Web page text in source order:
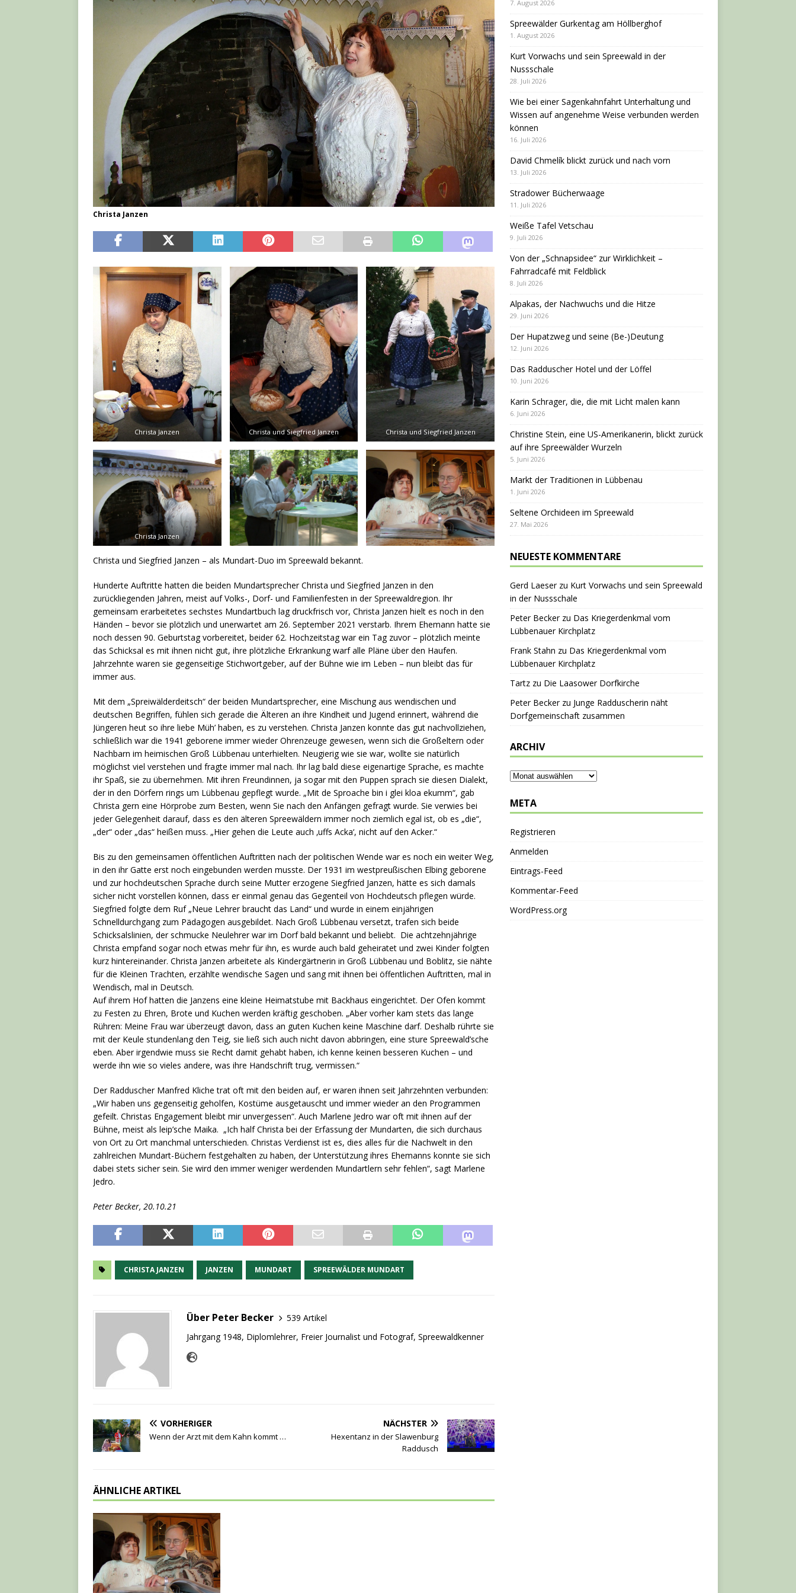
Christa Janzen
Christa Janzen Christa und Siegfried Janzen Christa und Siegfried Janzen
Christa Janzen
Christa und Siegfried Janzen – als Mundart-Duo im Spreewald bekannt.
Hunderte Auftritte hatten die beiden Mundartsprecher Christa und Siegfried Janzen in den
zurückliegenden Jahren, meist auf Volks-, Dorf- und Familienfesten in der Spreewaldregion. Ihr
gemeinsam erarbeitetes sechstes Mundartbuch lag druckfrisch vor, Christa Janzen hielt es noch in den
Händen – bevor sie plötzlich und unerwartet am 26. September 2021 verstarb. Ihrem Ehemann hatte sie
noch dessen 90. Geburtstag vorbereitet, beider 62. Hochzeitstag war ein Tag zuvor – plötzlich meinte
das Schicksal es mit ihnen nicht gut, ihre plötzliche Erkrankung warf alle Pläne über den Haufen.
Jahrzehnte waren sie gegenseitige Stichwortgeber, auf der Bühne wie im Leben – nun bleibt das für
immer aus.
Mit dem „Spreiwälderdeitsch“ der beiden Mundartsprecher, eine Mischung aus wendischen und
deutschen Begriffen, fühlen sich gerade die Älteren an ihre Kindheit und Jugend erinnert, während die
Jüngeren heut so ihre liebe Müh’ haben, es zu verstehen. Christa Janzen konnte das gut nachvollziehen,
schließlich war die 1941 geborene immer wieder Ohrenzeuge gewesen, wenn sich die Großeltern oder
Nachbarn im heimischen Groß Lübbenau unterhielten. Neugierig wie sie war, wollte sie natürlich
möglichst viel verstehen und fragte immer mal nach. Ihr lag bald diese eigenartige Sprache, es machte
ihr Spaß, sie zu übernehmen. Mit ihren Freundinnen, ja sogar mit den Puppen sprach sie diesen Dialekt,
der in den Dörfern rings um Lübbenau gepflegt wurde. „Mit de Sproache bin i glei kloa ekumm“, gab
Christa gern eine Hörprobe zum Besten, wenn Sie nach den Anfängen gefragt wurde. Sie verwies bei
jeder Gelegenheit darauf, dass es den älteren Spreewäldern immer noch ziemlich egal ist, ob es „die“,
„der“ oder „das“ heißen muss. „Hier gehen die Leute auch ‚uffs Acka‘, nicht auf den Acker.“
Bis zu den gemeinsamen öffentlichen Auftritten nach der politischen Wende war es noch ein weiter Weg,
in den ihr Gatte erst noch eingebunden werden musste. Der 1931 im westpreußischen Elbing geborene
und zur hochdeutschen Sprache durch seine Mutter erzogene Siegfried Janzen, hätte es sich damals
sicher nicht vorstellen können, dass er einmal genau das Gegenteil von Hochdeutsch pflegen würde.
Siegfried folgte dem Ruf „Neue Lehrer braucht das Land“ und wurde in einem einjährigen
Schnelldurchgang zum Pädagogen ausgebildet. Nach Groß Lübbenau versetzt, trafen sich beide
Schicksalslinien, der schmucke Neulehrer war im Dorf bald bekannt und beliebt. Die achtzehnjährige
Christa empfand sogar noch etwas mehr für ihn, es wurde auch bald geheiratet und zwei Kinder folgten
kurz hintereinander. Christa Janzen arbeitete als Kindergärtnerin in Groß Lübbenau und Boblitz, sie nähte
für die Kleinen Trachten, erzählte wendische Sagen und sang mit ihnen bei öffentlichen Auftritten, mal in
Wendisch, mal in Deutsch.
Auf ihrem Hof hatten die Janzens eine kleine Heimatstube mit Backhaus eingerichtet. Der Ofen kommt
zu Festen zu Ehren, Brote und Kuchen werden kräftig geschoben. „Aber vorher kam stets das lange
Rühren: Meine Frau war überzeugt davon, dass an guten Kuchen keine Maschine darf. Deshalb rührte sie
mit der Keule stundenlang den Teig, sie ließ sich auch nicht davon abbringen, eine sture Spreewald’sche
eben. Aber irgendwie muss sie Recht damit gehabt haben, ich kenne keinen besseren Kuchen – und
werde ihn wie so vieles andere, was ihre Handschrift trug, vermissen.“
Der Radduscher Manfred Kliche trat oft mit den beiden auf, er waren ihnen seit Jahrzehnten verbunden:
„Wir haben uns gegenseitig geholfen, Kostüme ausgetauscht und immer wieder an den Programmen
gefeilt. Christas Engagement bleibt mir unvergessen“. Auch Marlene Jedro war oft mit ihnen auf der
Bühne, meist als leip’sche Maika. „Ich half Christa bei der Erfassung der Mundarten, die sich durchaus
von Ort zu Ort manchmal unterschieden. Christas Verdienst ist es, dies alles für die Nachwelt in den
zahlreichen Mundart-Büchern festgehalten zu haben, der Unterstützung ihres Ehemanns konnte sie sich
dabei stets sicher sein. Sie wird den immer weniger werdenden Mundartlern sehr fehlen“, sagt Marlene
Jedro.
Peter Becker, 20.10.21
CHRISTA JANZEN JANZEN MUNDART SPREEWÄLDER MUNDART
Über Peter Becker
539 Artikel
Jahrgang 1948, Diplomlehrer, Freier Journalist und Fotograf, Spreewaldkenner
VORHERIGER
Wenn der Arzt mit dem Kahn kommt …
NÄCHSTER
Hexentanz in der Slawenburg
Raddusch
ÄHNLICHE ARTIKEL
7. August 2026
Spreewälder Gurkentag am Höllberghof
1. August 2026
Kurt Vorwachs und sein Spreewald in der
Nussschale
28. Juli 2026
Wie bei einer Sagenkahnfahrt Unterhaltung und
Wissen auf angenehme Weise verbunden werden
können
16. Juli 2026
David Chmelík blickt zurück und nach vorn
13. Juli 2026
Stradower Bücherwaage
11. Juli 2026
Weiße Tafel Vetschau
9. Juli 2026
Von der „Schnapsidee“ zur Wirklichkeit –
Fahrradcafé mit Feldblick
8. Juli 2026
Alpakas, der Nachwuchs und die Hitze
29. Juni 2026
Der Hupatzweg und seine (Be-)Deutung
12. Juni 2026
Das Radduscher Hotel und der Löffel
10. Juni 2026
Karin Schrager, die, die mit Licht malen kann
6. Juni 2026
Christine Stein, eine US-Amerikanerin, blickt zurück
auf ihre Spreewälder Wurzeln
5. Juni 2026
Markt der Traditionen in Lübbenau
1. Juni 2026
Seltene Orchideen im Spreewald
27. Mai 2026
NEUESTE KOMMENTARE
Gerd Laeserzu Kurt Vorwachs und sein Spreewald
in der Nussschale
Peter Beckerzu Das Kriegerdenkmal vom
Lübbenauer Kirchplatz
Frank Stahn zu Das Kriegerdenkmal vom
Lübbenauer Kirchplatz
Tartzzu Die Laasower Dorfkirche
Peter Beckerzu Junge Radduscherin näht
Dorfgemeinschaft zusammen
ARCHIV
META
Registrieren
Anmelden
Eintrags-Feed
Kommentar-Feed
WordPress.org